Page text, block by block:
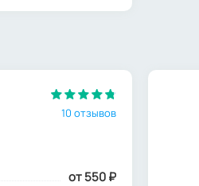
10 отзывов
от 550₽